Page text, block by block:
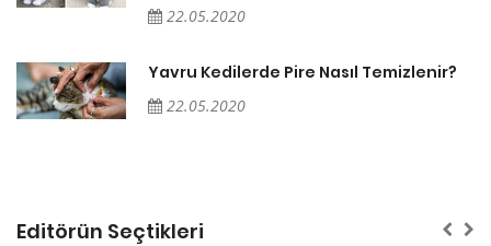
22.05.2020
Yavru Kedilerde Pire Nasıl Temizlenir?
22.05.2020
Editörün Seçtikleri